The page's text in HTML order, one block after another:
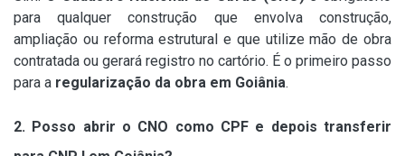
para qualquer construção que envolva construção,
ampliação ou reforma estrutural e que utilize mão de obra
contratada ou gerará registro no cartório. É o primeiro passo
para a regularização da obra em Goiânia.
2. Posso abrir o CNO como CPF e depois transferir